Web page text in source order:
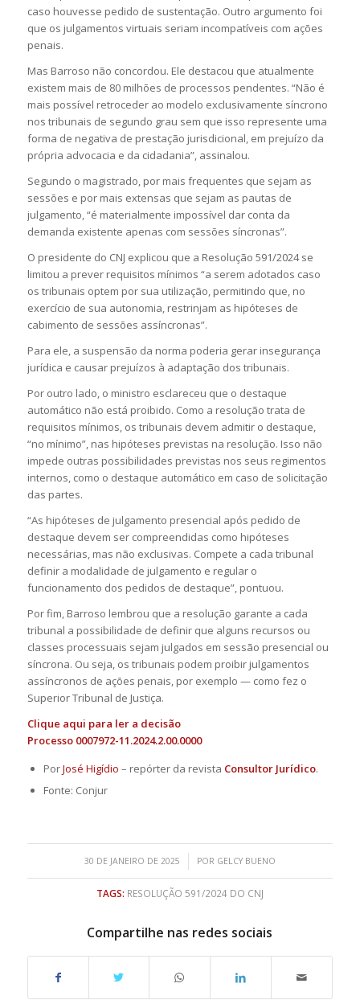
caso houvesse pedido de sustentação. Outro argumento foi
que os julgamentos virtuais seriam incompatíveis com ações
penais.
Mas Barroso não concordou. Ele destacou que atualmente
existem mais de 80 milhões de processos pendentes. “Não é
mais possível retroceder ao modelo exclusivamente síncrono
nos tribunais de segundo grau sem que isso represente uma
forma de negativa de prestação jurisdicional, em prejuízo da
própria advocacia e da cidadania”, assinalou.
Segundo o magistrado, por mais frequentes que sejam as
sessões e por mais extensas que sejam as pautas de
julgamento, “é materialmente impossível dar conta da
demanda existente apenas com sessões síncronas”.
O presidente do CNJ explicou que a Resolução 591/2024 se
limitou a prever requisitos mínimos “a serem adotados caso
os tribunais optem por sua utilização, permitindo que, no
exercício de sua autonomia, restrinjam as hipóteses de
cabimento de sessões assíncronas”.
Para ele, a suspensão da norma poderia gerar insegurança
jurídica e causar prejuízos à adaptação dos tribunais.
Por outro lado, o ministro esclareceu que o destaque
automático não está proibido. Como a resolução trata de
requisitos mínimos, os tribunais devem admitir o destaque,
“no mínimo”, nas hipóteses previstas na resolução. Isso não
impede outras possibilidades previstas nos seus regimentos
internos, como o destaque automático em caso de solicitação
das partes.
“As hipóteses de julgamento presencial após pedido de
destaque devem ser compreendidas como hipóteses
necessárias, mas não exclusivas. Compete a cada tribunal
definir a modalidade de julgamento e regular o
funcionamento dos pedidos de destaque”, pontuou.
Por fim, Barroso lembrou que a resolução garante a cada
tribunal a possibilidade de definir que alguns recursos ou
classes processuais sejam julgados em sessão presencial ou
síncrona. Ou seja, os tribunais podem proibir julgamentos
assíncronos de ações penais, por exemplo — como fez o
Superior Tribunal de Justiça.
Clique aqui para ler a decisão
Processo 0007972-11.2024.2.00.0000
PorJosé Higídio – repórter da revista Consultor Jurídico.
Fonte: Conjur
30 DE JANEIRO DE 2025
/ POR GELCY BUENO
TAGS: RESOLUÇÃO 591/2024 DO CNJ
Compartilhe nas redes sociais